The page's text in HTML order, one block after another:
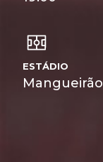
ESTÁDIO
Mangueirão